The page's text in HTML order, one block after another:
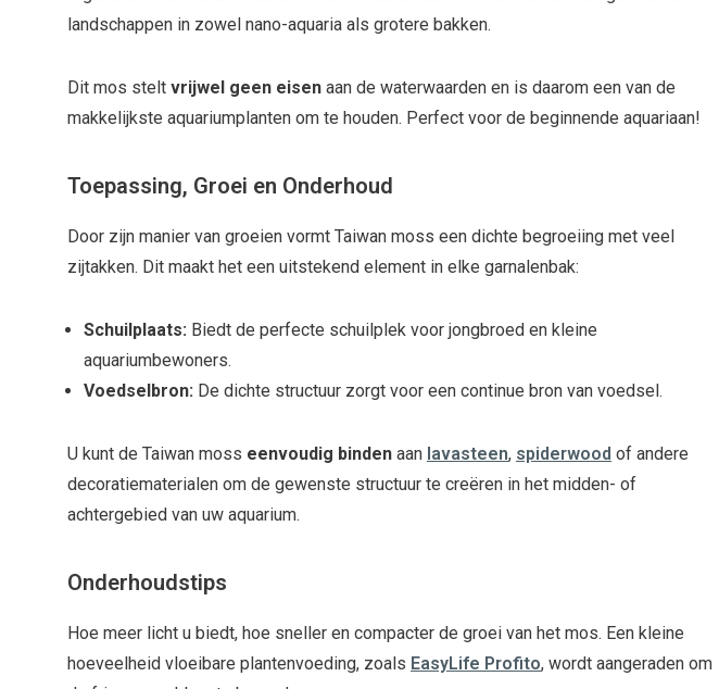
landschappen in zowel nano-aquaria als grotere bakken.
Dit mos stelt vrijwel geen eisen aan de waterwaarden en is daarom een van de
makkelijkste aquariumplanten om te houden. Perfect voor de beginnende aquariaan!
Toepassing, Groei en Onderhoud
Door zijn manier van groeien vormt Taiwan moss een dichte begroeiing met veel
zijtakken. Dit maakt het een uitstekend element in elke garnalenbak:
Schuilplaats: Biedt de perfecte schuilplek voor jongbroed en kleine
aquariumbewoners.
Voedselbron: De dichte structuur zorgt voor een continue bron van voedsel.
U kunt de Taiwan moss eenvoudig binden aan lavasteen, spiderwood of andere
decoratiematerialen om de gewenste structuur te creëren in het midden- of
achtergebied van uw aquarium.
Onderhoudstips
Hoe meer licht u biedt, hoe sneller en compacter de groei van het mos. Een kleine
hoeveelheid vloeibare plantenvoeding, zoals EasyLife Profito, wordt aangeraden om